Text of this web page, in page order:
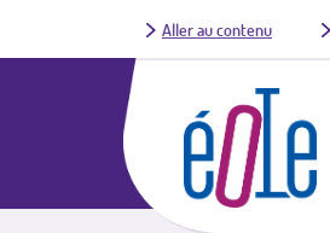
Aller au contenu